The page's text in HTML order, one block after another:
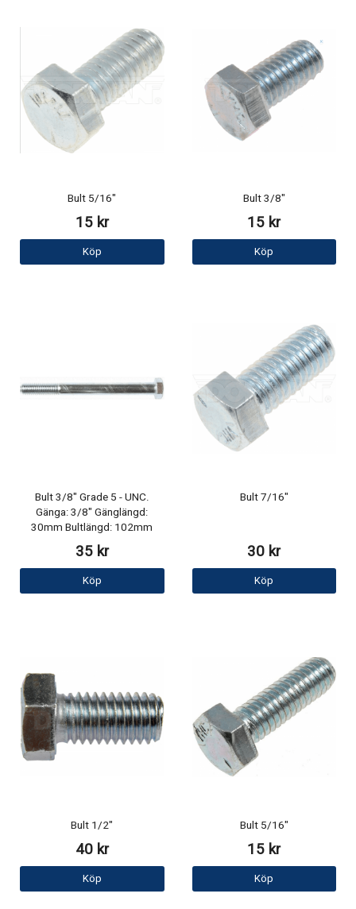
Bult 5/16"
15 kr
Köp
Bult 3/8"
15 kr
Köp
Bult 3/8" Grade 5 - UNC.
Gänga: 3/8" Gänglängd:
30mm Bultlängd: 102mm
35 kr
Köp
Bult 7/16"
30 kr
Köp
Bult 1/2"
40 kr
Köp
Bult 5/16"
15 kr
Köp